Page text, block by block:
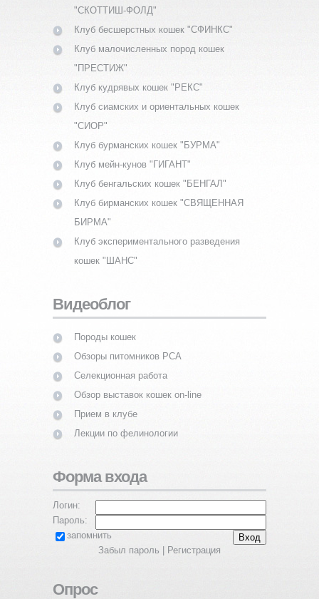
"СКОТТИШ-ФОЛД"
Клуб бесшерстных кошек "СФИНКС"
Клуб малочисленных пород кошек
"ПРЕСТИЖ"
Клуб кудрявых кошек "РЕКС"
Клуб сиамских и ориентальных кошек
"СИОР"
Клуб бурманских кошек "БУРМА"
Клуб мейн-кунов "ГИГАНТ"
Клуб бенгальских кошек "БЕНГАЛ"
Клуб бирманских кошек "СВЯЩЕННАЯ
БИРМА"
Клуб экспериментального разведения
кошек "ШАНС"
Видеоблог
Породы кошек
Обзоры питомников PCA
Селекционная работа
Обзор выставок кошек on-line
Прием в клубе
Лекции по фелинологии
Форма входа
Логин:
Пароль:
запомнить
Забыл пароль | Регистрация
Опрос